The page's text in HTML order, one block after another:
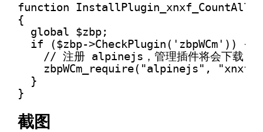
function InstallPlugin_xnxf_CountAll()
{
global $zbp;
if ($zbp->CheckPlugin('zbpWCm')) {
// 注册 alpinejs，管理插件将会下载
zbpWCm_require("alpinejs",
}
}
截图